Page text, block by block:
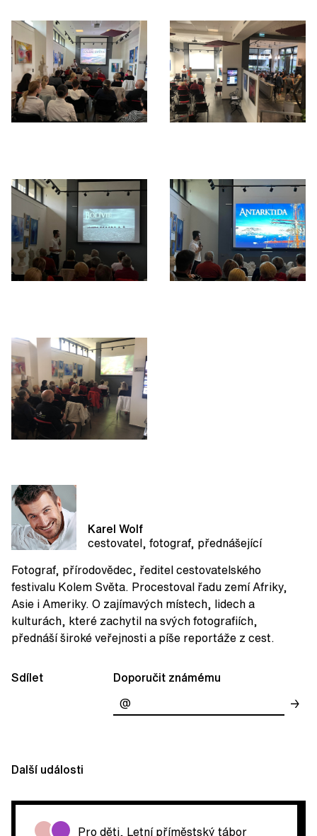
Karel Wolf
cestovatel, fotograf, přednášející
Fotograf, přírodovědec, ředitel cestovatelského
festivalu Kolem Světa. Procestoval řadu zemí Afriky,
Asie i Ameriky. O zajímavých místech, lidech a
kulturách, které zachytil na svých fotografiích,
přednáší široké veřejnosti a píše reportáže z cest.
Sdílet Doporučit známému
→
Další události
Pro děti Letní příměstský tábor